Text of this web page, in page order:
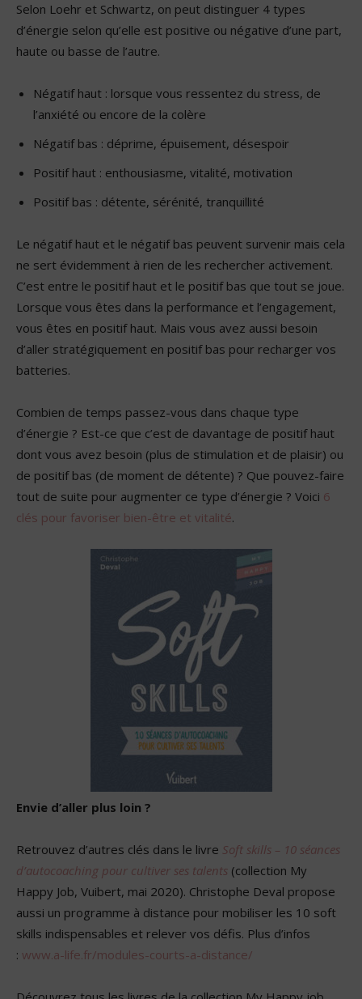
Selon Loehr et Schwartz, on peut distinguer 4 types
d’énergie selon qu’elle est positive ou négative d’une part,
haute ou basse de l’autre.
Négatif haut : lorsque vous ressentez du stress, de
l’anxiété ou encore de la colère
Négatif bas : déprime, épuisement, désespoir
Positif haut : enthousiasme, vitalité, motivation
Positif bas : détente, sérénité, tranquillité
Le négatif haut et le négatif bas peuvent survenir mais cela
ne sert évidemment à rien de les rechercher activement.
C’est entre le positif haut et le positif bas que tout se joue.
Lorsque vous êtes dans la performance et l’engagement,
vous êtes en positif haut. Mais vous avez aussi besoin
d’aller stratégiquement en positif bas pour recharger vos
batteries.
Combien de temps passez-vous dans chaque type
d’énergie ? Est-ce que c’est de davantage de positif haut
dont vous avez besoin (plus de stimulation et de plaisir) ou
de positif bas (de moment de détente) ? Que pouvez-faire
tout de suite pour augmenter ce type d’énergie ? Voici 6
clés pour favoriser bien-être et vitalité.
Envie d’aller plus loin ?
Retrouvez d’autres clés dans le livre Soft skills – 10 séances
d’autocoaching pour cultiver ses talents (collection My
Happy Job, Vuibert, mai 2020). Christophe Deval propose
aussi un programme à distance pour mobiliser les 10 soft
skills indispensables et relever vos défis. Plus d’infos
: www.a-life.fr/modules-courts-a-distance/